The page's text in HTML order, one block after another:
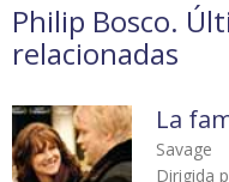
Philip Bosco.
relacionadas
La
Savage
Dirigida